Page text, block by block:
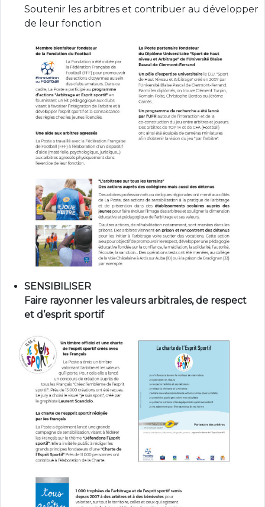
Soutenir les arbitres et contribuer au développer
de leur fonction
SENSIBILISER
Faire rayonner les valeurs arbitrales, de respect
et d’esprit sportif